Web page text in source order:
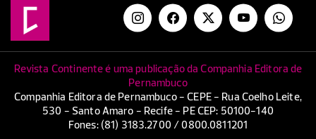
Revista Continente é uma publicação da Companhia Editora de
Pernambuco
Companhia Editora de Pernambuco - CEPE - Rua Coelho Leite,
530 - Santo Amaro - Recife - PE CEP: 50100-140
Fones: (81) 3183.2700 / 0800.0811201